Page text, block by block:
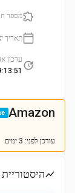
מספר
תאריך
עדכון
Amazon
עודכן לפני: 3 ימים